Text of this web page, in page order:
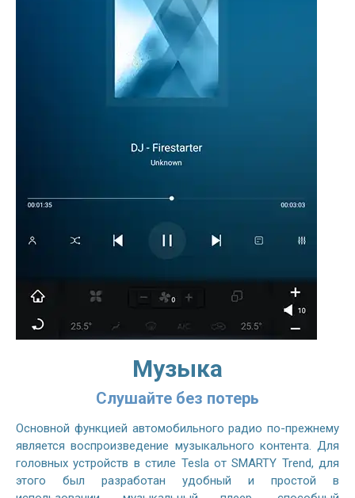
Музыка
Слушайте без потерь
Основной функцией автомобильного радио по-прежнему
является воспроизведение музыкального контента. Для
головных устройств в стиле Tesla от SMARTY Trend, для
этого был разработан удобный и простой в